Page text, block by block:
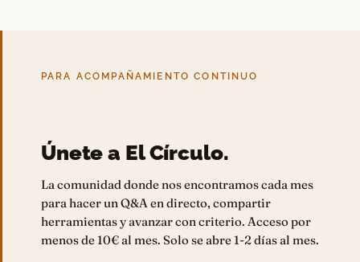
PARA ACOMPAÑAMIENTO CONTINUO
Únete a El Círculo.
La comunidad donde nos encontramos cada mes
para hacer un Q&A en directo, compartir
herramientas y avanzar con criterio. Acceso por
menos de 10€ al mes. Solo se abre 1-2 días al mes.